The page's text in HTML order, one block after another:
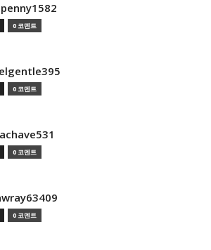
0 코멘트
0 코멘트
0 코멘트
0 코멘트